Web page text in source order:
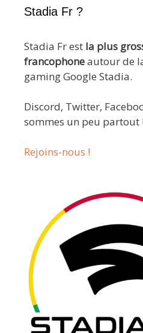
Stadia Fr ?
Stadia Fr est la plus
francophoneautour de
gaming Google Stadia.
Discord, Twitter,
sommes un peu partout !
Rejoins-nous !